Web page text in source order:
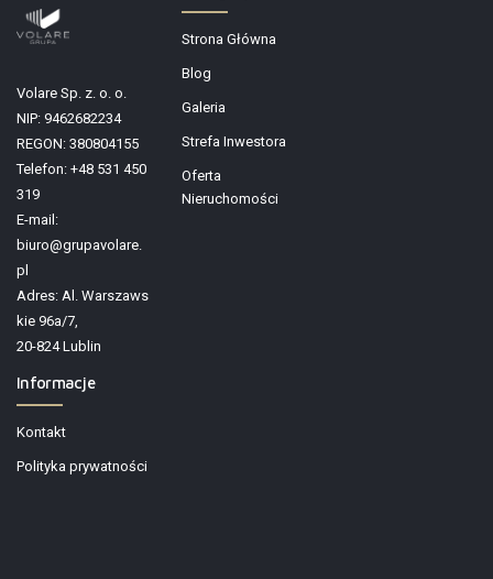
Volare Sp. z. o. o.
NIP: 9462682234
REGON: 380804155
Telefon: +48 531 450
319
E-mail:
biuro@grupavolare.
pl
Adres: Al. Warszaws
kie 96a/7,
20-824 Lublin
Strona Główna
Blog
Galeria
Strefa Inwestora
Oferta
Nieruchomości
Informacje
Kontakt
Polityka prywatności